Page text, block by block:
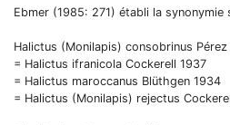
Ebmer (1985: 271) établi la synonymie
Halictus (Monilapis) consobrinus Pérez
= Halictus ifranicola Cockerell 1937
= Halictus maroccanus Blüthgen 1934
= Halictus (Monilapis) rejectus